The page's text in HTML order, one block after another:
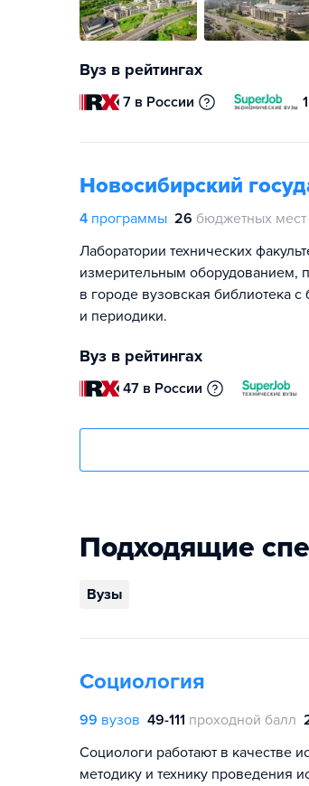
Вуз в рейтингах
7 в России
Новосибирский
4 программы 26 бюджетных мест
Лаборатории технических
измерительным оборудованием,
в городе вузовская библиотека
и периодики.
Вуз в рейтингах
47 в России
Подходящие
Вузы
Социология
99 вузов 49-111 проходной балл
Социологи работают в качестве
методику и технику проведения